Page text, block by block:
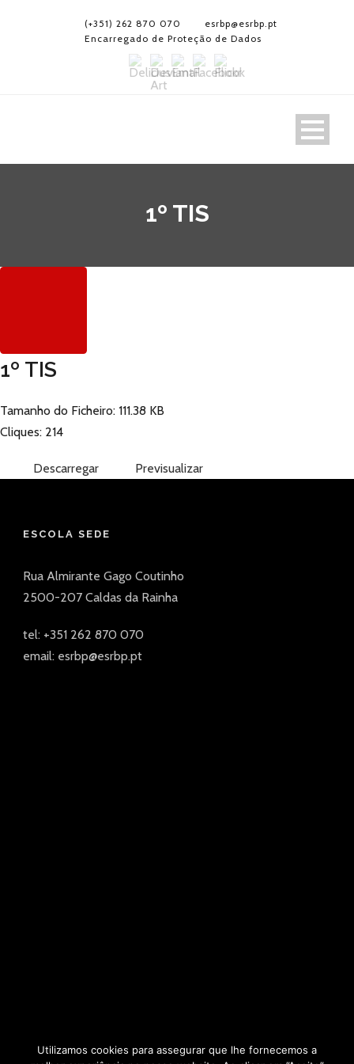
(+351) 262 870 070
esrbp@esrbp.pt
Encarregado de Proteção de Dados
1º TIS
1º TIS
Tamanho do Ficheiro: 111.38 KB
Cliques: 214
Descarregar Previsualizar
ESCOLA SEDE
Rua Almirante Gago Coutinho
2500-207 Caldas da Rainha
tel: +351 262 870 070
email: esrbp@esrbp.pt
Utilizamos cookies para assegurar que lhe fornecemos a